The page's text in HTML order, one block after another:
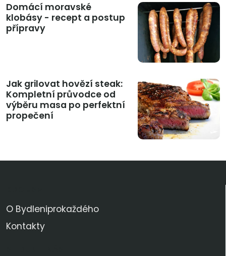
Domácí moravské
klobásy - recept a postup
přípravy
Jak grilovat hovězí steak:
Kompletní průvodce od
výběru masa po perfektní
propečení
O Bydleniprokaždého
Kontakty